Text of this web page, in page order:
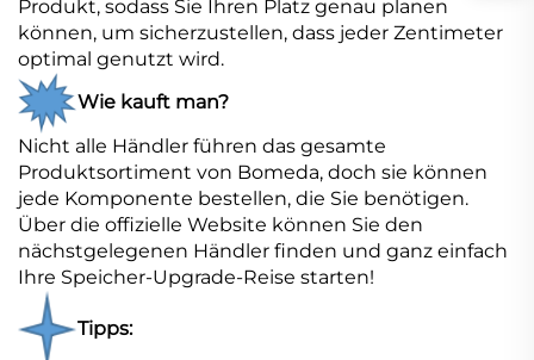
Produkt, sodass Sie Ihren Platz genau planen
können, um sicherzustellen, dass jeder Zentimeter
optimal genutzt wird.
Wie kauft man?
Nicht alle Händler führen das gesamte
Produktsortiment von Bomeda, doch sie können
jede Komponente bestellen, die Sie benötigen.
Über die offizielle Website können Sie den
nächstgelegenen Händler finden und ganz einfach
Ihre Speicher-Upgrade-Reise starten!
Tipps: